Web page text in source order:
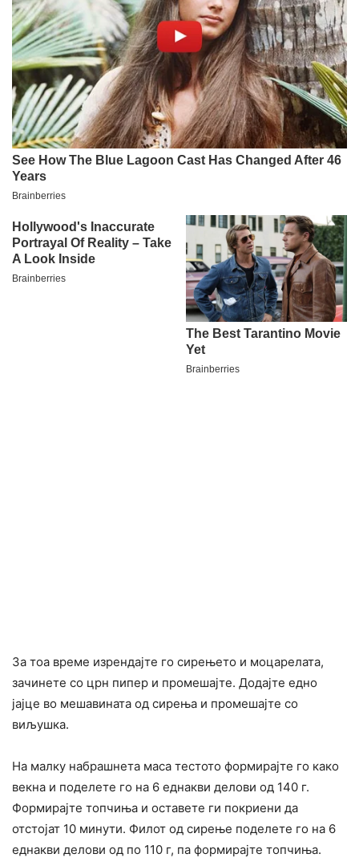
За тоа време изрендајте го сирењето и моцарелата,
зачинете со црн пипер и промешајте. Додајте едно
јајце во мешавината од сирења и промешајте со
виљушка.
На малку набрашнета маса тестото формирајте го како
векна и поделете го на 6 еднакви делови од 140 г.
Формирајте топчиња и оставете ги покриени да
отстојат 10 минути. Филот од сирење поделете го на 6
еднакви делови од по 110 г, па формирајте топчиња.